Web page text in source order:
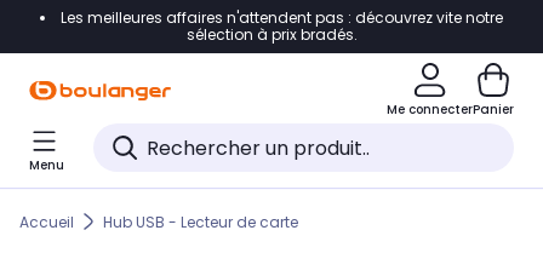
Accéder directement à la navigation
Accéder directement au pied de page
Accéder directement au chatbot
Les meilleures affaires n'attendent pas : découvrez vite notre
sélection à prix bradés.
Me connecterPanier
Menu
Accueil Hub USB - Lecteur de carte